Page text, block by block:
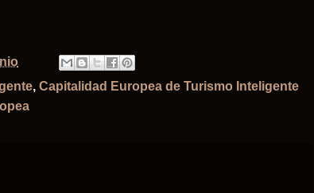
, Capitalidad Europea de Turismo Inteligente